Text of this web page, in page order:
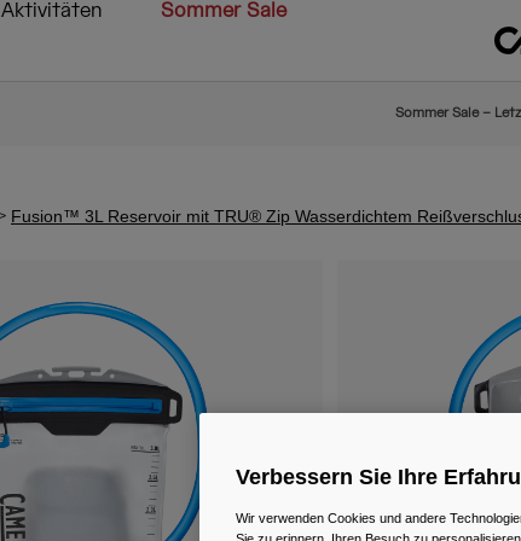
Aktivitäten Sommer Sale
Sommer Sale –
Fusion™ 3L Reservoir mit TRU® Zip Wasserdichtem
Verbessern Sie Ihre
Wir verwenden Cookies und andere
Sie zu erinnern, Ihren Besuch zu